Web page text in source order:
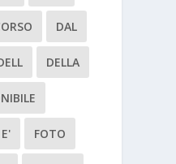
DAL
DELLA
E' FOTO